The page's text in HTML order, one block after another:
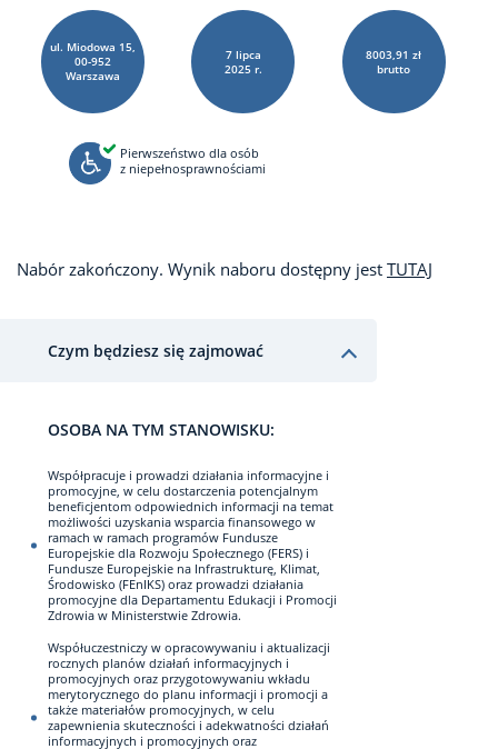
ul. Miodowa 15,
00-952
Warszawa
7 lipca
2025 r.
8003,91 zł
brutto
Pierwszeństwo dla osób
z niepełnosprawnościami
Nabór zakończony. Wynik naboru dostępny jest TUTAJ
Czym będziesz się zajmować
OSOBA NA TYM STANOWISKU:
Współpracuje i prowadzi działania informacyjne i
promocyjne, w celu dostarczenia potencjalnym
beneficjentom odpowiednich informacji na temat
możliwości uzyskania wsparcia finansowego w
ramach w ramach programów Fundusze
Europejskie dla Rozwoju Społecznego (FERS) i
Fundusze Europejskie na Infrastrukturę, Klimat,
Środowisko (FEnIKS) oraz prowadzi działania
promocyjne dla Departamentu Edukacji i Promocji
Zdrowia w Ministerstwie Zdrowia.
Współuczestniczy w opracowywaniu i aktualizacji
rocznych planów działań informacyjnych i
promocyjnych oraz przygotowywaniu wkładu
merytorycznego do planu informacji i promocji a
także materiałów promocyjnych, w celu
zapewnienia skuteczności i adekwatności działań
informacyjnych i promocyjnych oraz